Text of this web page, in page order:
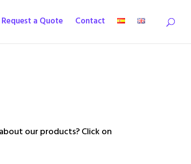
Request a Quote Contact
our products? Click on